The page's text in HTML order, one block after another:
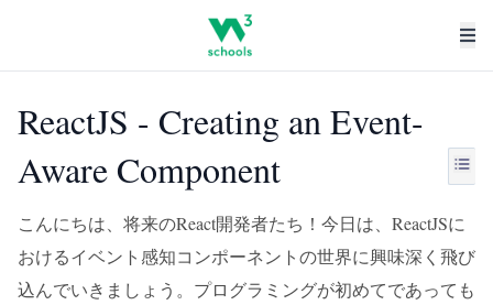
ReactJS - Creating an Event-
Aware Component
こんにちは、将来のReact開発者たち！今日は、ReactJSに
おけるイベント感知コンポーネントの世界に興味深く飛び
込んでいきましょう。プログラミングが初めてであっても